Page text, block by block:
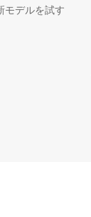
モデルを試す